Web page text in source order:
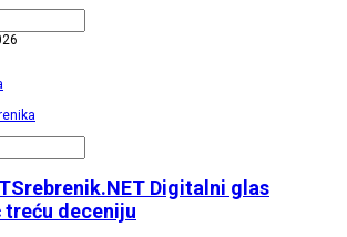
Srebrenik.NET Digitalni glas
treću deceniju